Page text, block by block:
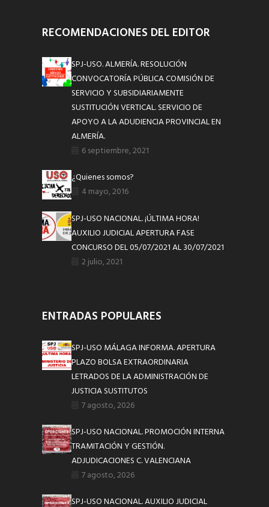
RECOMENDACIONES DEL EDITOR
SPJ-USO. ALMERÍA. RESOLUCIÓN
CONVOCATORÍA PÚBLICA COMISIÓN DE
SERVICIO Y SUBSIDIARIAMENTE
SUSTITUCIÓN VERTICAL. SERVICIO DE
APOYO A LA ADUDIENCIA PROVINCIAL EN
ALMERÍA.
6 septiembre, 2021
¿Quienes somos?
4 mayo, 2016
SPJ-USO NACIONAL. ¡ÚLTIMA HORA!
AUXILIO JUDICIAL APERTURA FASE
CONCURSO DEL 05/07/2021 AL 30/07/2021
2 julio, 2021
ENTRADAS POPULARES
SPJ-USO MÁLAGA INFORMA. APERTURA
PLAZO BOLSA EXTRAORDINARIA
LETRADOS DE LA ADMINISTRACIÓN DE
JUSTICIA SUSTITUTOS
7 agosto, 2026
SPJ-USO NACIONAL. PROMOCIÓN INTERNA
TRAMITACIÓN Y GESTIÓN.
ADJUDICACIONES C. VALENCIANA
7 agosto, 2026
SPJ-USO NACIONAL. AUXILIO JUDICIAL